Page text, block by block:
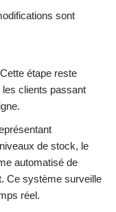
sont
Cette étape reste
clients passant
de stock, le
automatisé de
Ce système surveille
réel.